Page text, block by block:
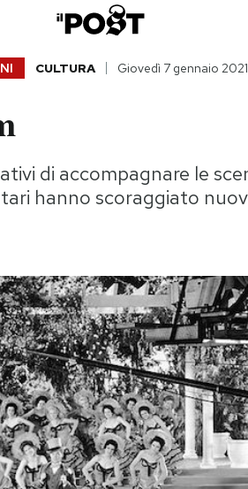
CULTURA Giovedì 7 gennaio 2021
di accompagnare le
hanno scoraggiato